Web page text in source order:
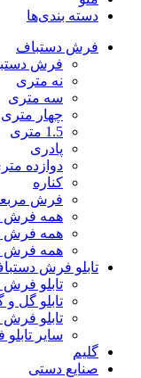
دسته بندی‌ها
فرش دستباف
فرش
نه متری
سه متری
چهار متری
1.5 متری
پادری
دوازده
کناره
فرش
همه فرش
همه فرش
همه فرش
تابلو فرش
تابلو
تابلو گل و
تابلو فرش
سایر
گلیم
صنایع دستی